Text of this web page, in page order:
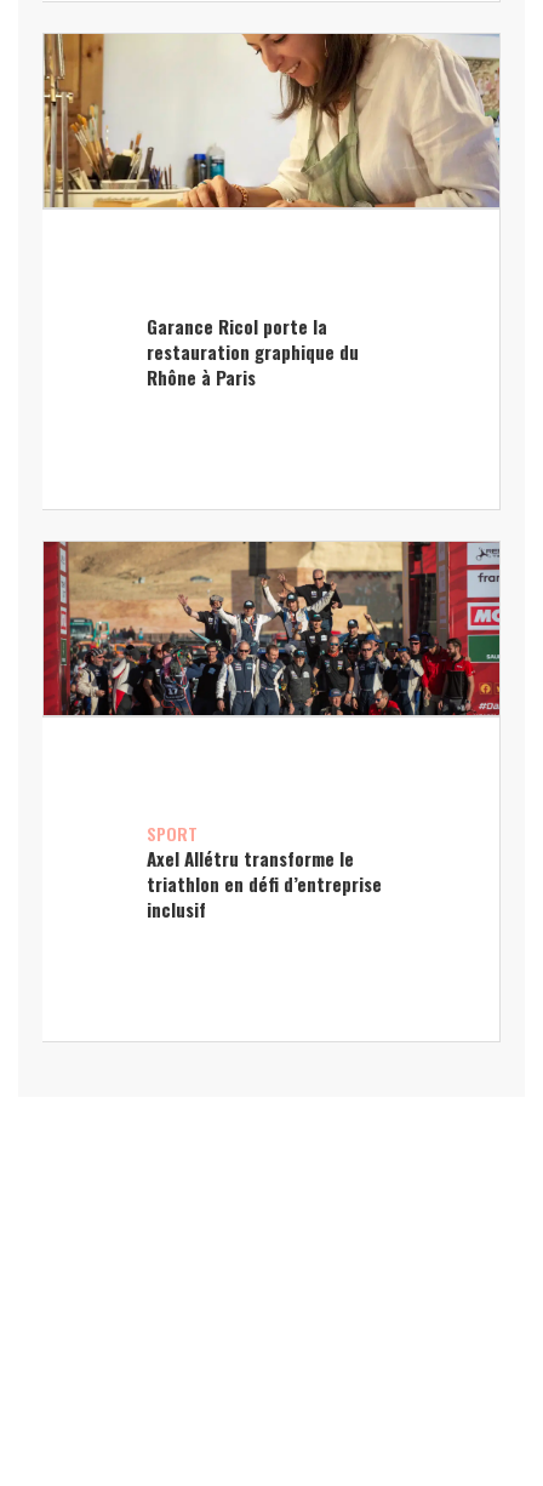
Garance Ricol porte la
restauration graphique du
Rhône à Paris
SPORT
Axel Allétru transforme le
triathlon en défi d’entreprise
inclusif